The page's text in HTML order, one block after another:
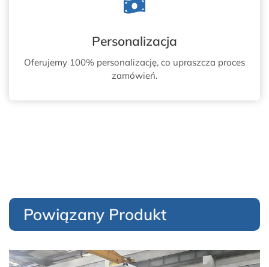
Personalizacja
Oferujemy 100% personalizację, co upraszcza proces
zamówień.
Powiązany Produkt